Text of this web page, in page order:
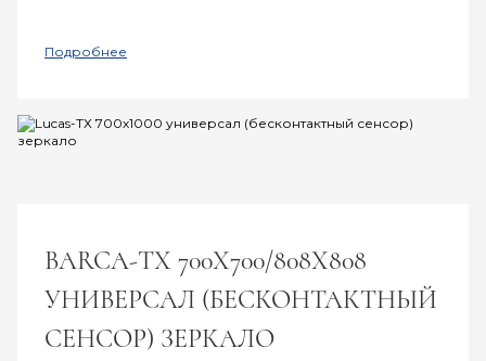
Подробнее
BARCA-ТХ 700Х700/808Х808
УНИВЕРСАЛ (БЕСКОНТАКТНЫЙ
СЕНСОР) ЗЕРКАЛО